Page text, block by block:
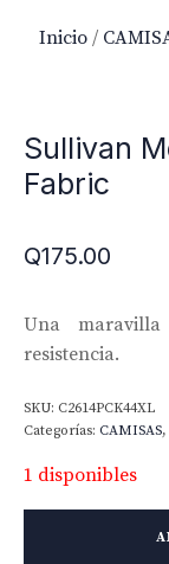
Inicio /
Sullivan
Fabric
Q175.00
Una
resistencia.
SKU: C2614PCK44XL
Categorías: CAMISAS,
1 disponibles